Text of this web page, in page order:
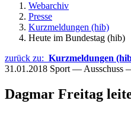
Webarchiv
Presse
Kurzmeldungen (hib)
Heute im Bundestag (hib)
zurück zu: Kurzmeldungen
31.01.2018 Sport — Ausschuss
Dagmar Freitag